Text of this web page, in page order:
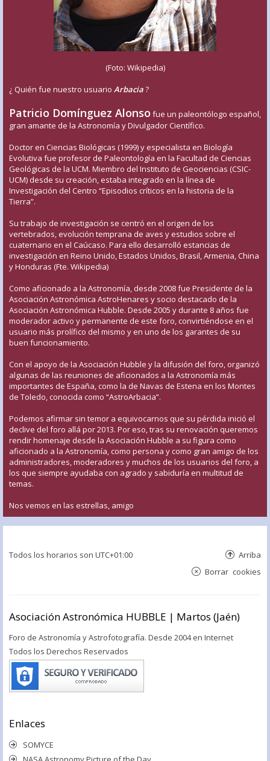
(Foto: Wikipedia)
¿ Quién fue nuestro usuario Arbacia?
Patricio Domínguez Alonso fue un paleontólogo español,
gran amante de la Astronomía y Divulgador Científico.
Doctor en Ciencias Biológicas (1999) y especialista en Biología
Evolutiva fue profesor de Paleontología en la Facultad de Ciencias
Geológicas de la UCM. Miembro del Instituto de Geociencias (CSIC-
UCM) desde su creación, estaba integrado en la línea de
Investigación del Centro “Episodios críticos en la historia de la
Tierra”.
Su trabajo de investigación se centró en el origen de los
vertebrados, evolución temprana de aves y estudios sobre el
cuaternario en el Caúcaso. Para ello desarrolló estancias de
investigación en Reino Unido, Estados Unidos, Brasil, Armenia, China
y Honduras (Fte. Wikipedia)
Como aficionado a la Astronomía, desde 2008 fue Presidente de la
Asociación Astronómica AstroHenares y socio destacado de la
Asociación Astronómica Hubble. Desde 2005 y durante 8 años fue
moderador activo y permanente de este foro, convirtiéndose en el
usuario más prolífico del mismo y en uno de los garantes de su
buen funcionamiento.
Con el apoyo de la Asociación Hubble y la difusión del foro, organizó
algunas de las reuniones de aficionados a la Astronomía más
importantes de España, como la de Navas de Estena en los Montes
de Toledo, conocida como “AstroArbacia”.
Podemos afirmar sin temor a equivocarnos que su pérdida inició el
declive del foro allá por 2013. Por eso, tras su renovación queremos
rendir homenaje desde la Asociación Hubble a su figura como
aficionado a la Astronomía, como persona y como gran amigo de los
administradores, moderadores y muchos de los usuarios del foro, a
los que siempre ayudaba con agrado y sabiduría en multitud de
temas.
Nos vemos en las estrellas, amigo
Todos los horarios son UTC+01:00 Arriba
Borrar cookies
Asociación Astronómica HUBBLE | Martos (Jaén)
Foro de Astronomía y Astrofotografía. Desde 2004 en Internet
Todos los Derechos Reservados
Enlaces
SOMYCE